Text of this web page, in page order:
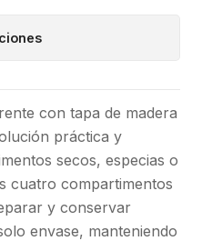
con tapa de madera
práctica y
secos, especias o
cuatro compartimentos
y conservar
envase, manteniendo